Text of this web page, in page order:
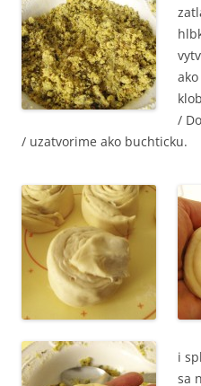
/
/ uzatvorime ako buchticku.
i
sa